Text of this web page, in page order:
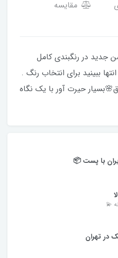
مقایسه
جدید در رنگبندی کامل
ببینید برای انتخاب رنگ .
حیرت آور با یک نگاه
با پست 📦
در تهران